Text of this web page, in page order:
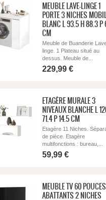
MEUBLE LAVE-LINGE 1
PORTE 3 NICHES
BLANC L 93.5 H 88.3 P
CM
Meuble de Buanderie
linge. 1 Plateau situé au
dessus. Meuble de...
229,99 €
ETAGÈRE MURALE 3
NIVEAUX BLANCHE L
71.4 P 14.5 CM
Etagère 11 Niches.
de pièce. Etagère
multifonctions : bureau,...
59,99 €
MEUBLE TV 60
ABATTANTS 2 NICHES